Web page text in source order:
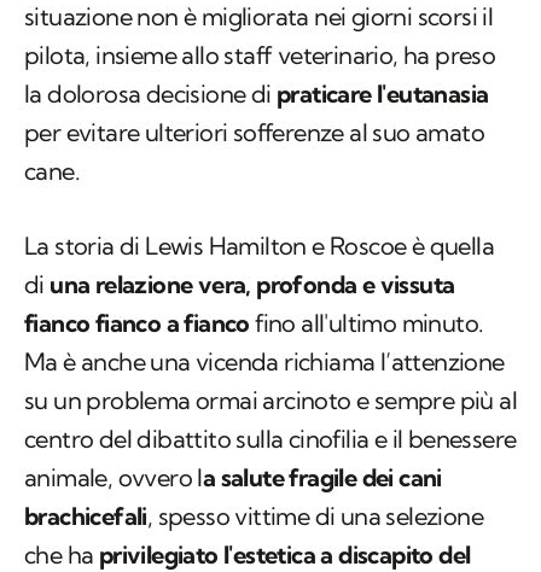
situazione non è migliorata nei giorni scorsi il
pilota, insieme allo staff veterinario, ha preso
la dolorosa decisione di praticare l'eutanasia
per evitare ulteriori sofferenze al suo amato
cane.
La storia di Lewis Hamilton e Roscoe è quella
di una relazione vera, profonda e vissuta
fianco fianco a fianco fino all'ultimo minuto.
Ma è anche una vicenda richiama l’attenzione
su un problema ormai arcinoto e sempre più al
centro del dibattito sulla cinofilia e il benessere
animale, ovvero la salute fragile dei cani
brachicefali, spesso vittime di una selezione
che ha privilegiato l'estetica a discapito del